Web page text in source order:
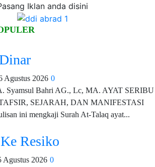
Iklan anda disini
Agustus 2026 0
Bahri AG., Lc, MA. AYAT SERIBU
SEJARAH, DAN MANIFESTASI
ini mengkaji Surah At-Talaq ayat...
Resiko
Agustus 2026 0